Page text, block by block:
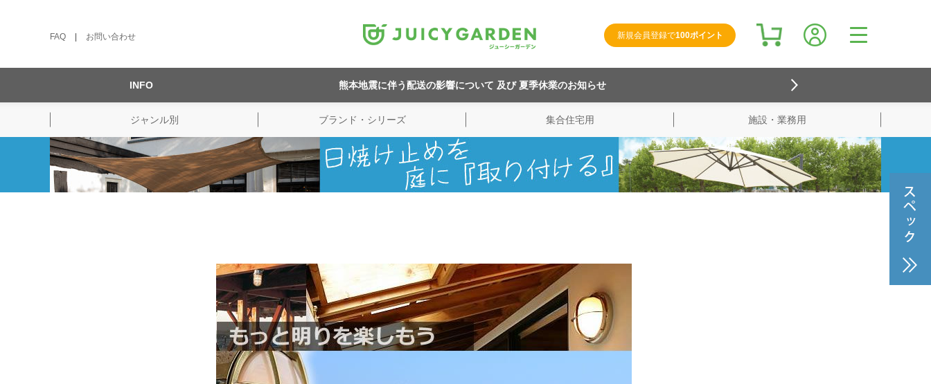
FAQ お問い合わせ 新規会員登録で100ポイント
検索
INFO 熊本地震に伴う配送の影響について 及び 夏季休業のお知らせ
ジャンル別 ブランド・シリーズ 集合住宅用 施設・業務用